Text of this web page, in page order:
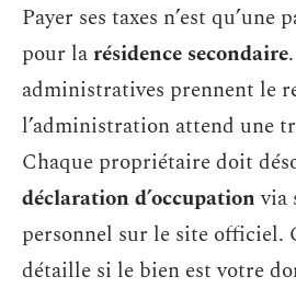
Payer ses taxes n’est qu’une
pour larésidence secondaire
administratives prennent le
l’administration attend une
Chaque propriétaire doit
déclaration d’occupationvia
personnel sur le site officiel.
détaille si le bien est votre